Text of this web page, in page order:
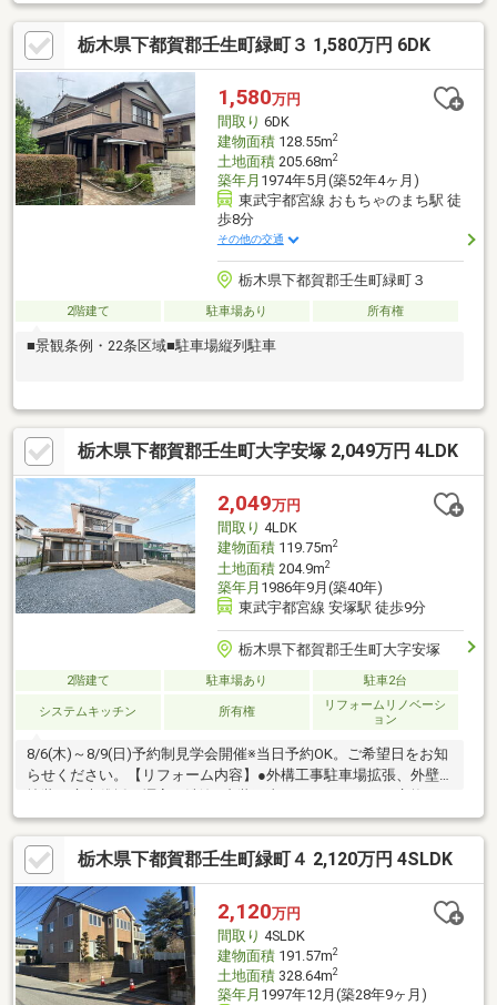
ローンのご相談や物件詳細についてのお問い合わせは、『宇都宮
店』までお気軽に！！
栃木県下都賀郡壬生町緑町３ 1,580万円 6DK
1,580万円
間取り 6DK
建物面積128.55m2
土地面積205.68m2
築年月 1974年5月(築52年4ヶ月)
東武宇都宮線 おもちゃのまち駅 徒
歩8分
その他の交通
栃木県下都賀郡壬生町緑町３
2階建て 駐車場あり 所有権
■景観条例・22条区域■駐車場縦列駐車
栃木県下都賀郡壬生町大字安塚 2,049万円 4LDK
2,049万円
間取り 4LDK
建物面積119.75m2
土地面積204.9m2
築年月 1986年9月(築40年)
東武宇都宮線 安塚駅 徒歩9分
栃木県下都賀郡壬生町大字安塚
2階建て 駐車場あり 駐車2台
システムキッチン 所有権
リフォームリノベーシ
ョン
8/6(木)～8/9(日)予約制見学会開催※当日予約OK。ご希望日をお知
らせください。【リフォーム内容】●外構工事駐車場拡張、外壁
ユニットバス交換、温水洗浄便座トイレ交換、洗面化粧台交換、
玄関鍵交換、フローリング上張り、クロス張替え、畳表替え、ク
ッションフロア張替え、建具交換、クローゼット交換、シューズ
ボックス交換、給湯器交換、インターホン設置、火災警報器設
置、照明LED交換【おすすめポイント】・雨漏り、構造上主要な
部分の欠陥や・腐食、給排水管の故障や漏水についてお引渡しよ
り２年間保証・シロアリ防除工事施工後
栃木県下都賀郡壬生町緑町４ 2,120万円 4SLDK
2,120万円
間取り 4SLDK
建物面積191.57m2
土地面積328.64m2
築年月 1997年12月(築28年9ヶ月)